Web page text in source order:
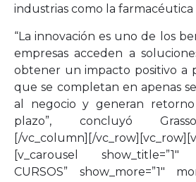
industrias como la farmacéutica
“La innovación es uno de los
empresas acceden a
obtener un impacto positivo a
que se completan en apenas
al negocio y generan
plazo”, concluyó
[/vc_column][/
[v_carousel show_title=”1″
CURSOS” show_more=”1″